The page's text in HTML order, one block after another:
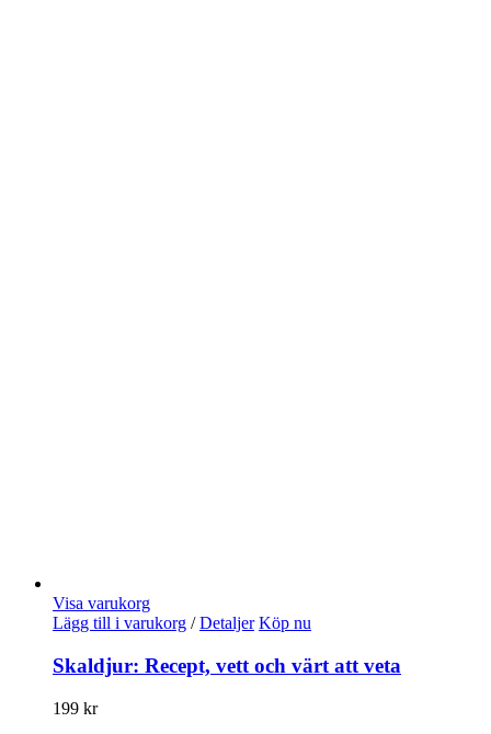
Visa varukorg
Lägg till i varukorg / Detaljer Köp nu
Skaldjur: Recept, vett och värt att veta
199 kr